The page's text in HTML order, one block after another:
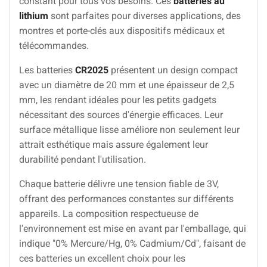
lithium sont parfaites pour diverses applications, des
montres et porte-clés aux dispositifs médicaux et
télécommandes.
Les batteries CR2025 présentent un design compact
avec un diamètre de 20 mm et une épaisseur de 2,5
mm, les rendant idéales pour les petits gadgets
nécessitant des sources d'énergie efficaces. Leur
surface métallique lisse améliore non seulement leur
attrait esthétique mais assure également leur
durabilité pendant l'utilisation.
Chaque batterie délivre une tension fiable de 3V,
offrant des performances constantes sur différents
appareils. La composition respectueuse de
l'environnement est mise en avant par l'emballage, qui
indique "0% Mercure/Hg, 0% Cadmium/Cd", faisant de
ces batteries un excellent choix pour les